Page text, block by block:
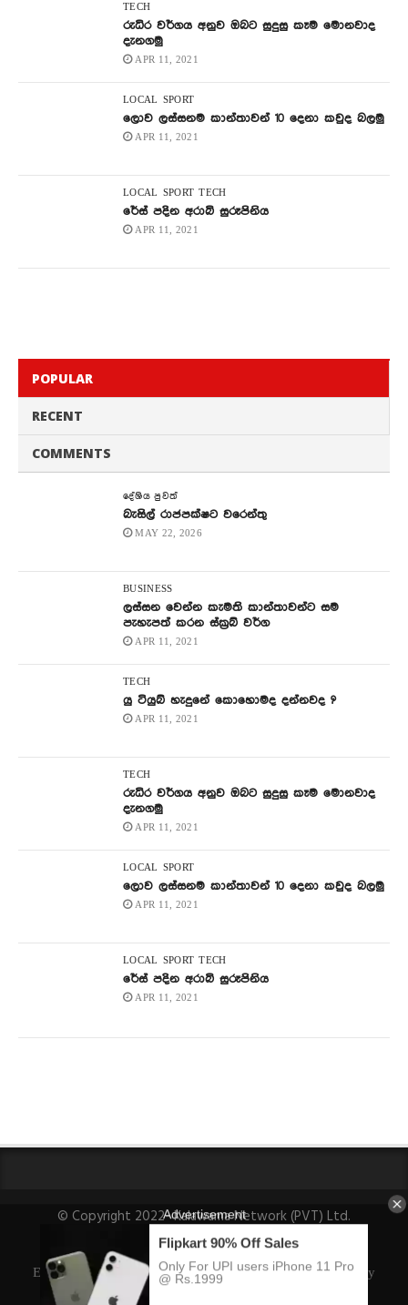
TECH
රුධිර වර්ගය අනුව ඔබට සුදුසු කෑම මොනවාද
දැනගමු
APR 11, 2021
LOCAL SPORT
ලොව ලස්සනම කාන්තාවන් 10 දෙනා කවුද බලමු
APR 11, 2021
LOCAL SPORT TECH
රේස් පදින අරාබි සුරූපිනිය
APR 11, 2021
POPULAR
RECENT
COMMENTS
දේශිය පුවත්
බැසිල් රාජපක්ෂට වරෙන්තු
MAY 22, 2026
BUSINESS
ලස්සන වෙන්න කැමති කාන්තාවන්ට සම
පැහැපත් කරන ස්ක්‍රබ් වර්ග
APR 11, 2021
TECH
යු ටියුබ් හැදුනේ කොහොමද දන්නවද ?
APR 11, 2021
TECH
රුධිර වර්ගය අනුව ඔබට සුදුසු කෑම මොනවාද
දැනගමු
APR 11, 2021
LOCAL SPORT
ලොව ලස්සනම කාන්තාවන් 10 දෙනා කවුද බලමු
APR 11, 2021
LOCAL SPORT TECH
රේස් පදින අරාබි සුරූපිනිය
APR 11, 2021
© Copyright 2022- Kalawama Network (PVT) Ltd.
Fact-Checking Policy Privacy Policy
Ethics Policy Ownership, Funding, and Advertising Policy